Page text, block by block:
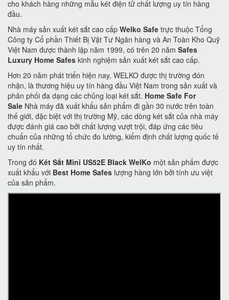
cho khách hàng những mẫu két điện tử chất lượng uy tín hàng
đầu.
Nhà máy sản xuất két sắt cao cấp Welko Safe trực thuộc Tổng
Công ty Cổ phần Thiết Bị Vật Tư Ngân hàng và An Toàn Kho Quỹ
Việt Nam được thành lập năm 1999, có trên 20 năm Safes
Luxury Home Safes kinh nghiệm sản xuất két sắt cao cấp.
Hơn 20 năm phát triển hiện nay, WELKO được thị trường đón
nhận, là thương hiệu uy tín hàng đầu Việt Nam trong sản xuất và
phân phối đa dạng các chủng loại két sắt. Home Safe For
Sale Nhà máy đã xuất khẩu sản phẩm đi gần 30 nước trên toàn
thế giới, đặc biệt với thị trường Mỹ, các dòng két sắt của nhà máy
được đánh giá cao bởi chất lượng vượt trội, đáp ứng các tiêu
chuẩn của những tổ chức đo lường, kiểm định chất lượng quốc tế
uy tín nhất.
Trong đó Két Sắt Mini US52E Black WelKo một sản phẩm được
xuất khẩu với Best Home Safes lượng hàng lớn bởi tính ưu việt
của sản phẩm.